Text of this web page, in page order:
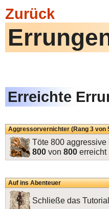
Zurück
Erreichte
Aggressorvernichter (Rang 3 von
Töte 800 aggressive
800 von 800 erreicht
Auf ins Abenteuer
Schließe das